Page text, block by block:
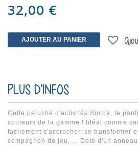
32,00 €
AJOUTER AU PANIER
PLUS D'INFOS
Cette peluche d'activités Simba, la
couleurs de la gamme ! Idéal comme
facilement s'accrocher, se transformer
compagnon de jeu, ... Doté d'un